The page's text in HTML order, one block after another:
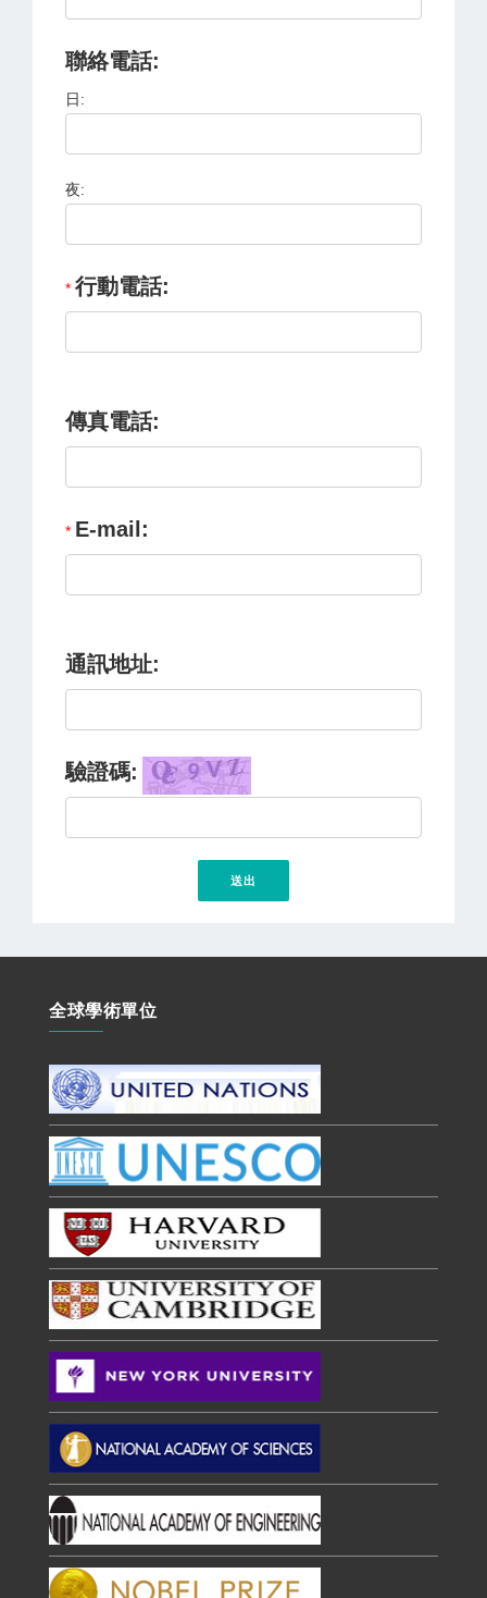
聯絡電話:
日:
夜:
行動電話:
傳真電話:
E-mail:
通訊地址:
驗證碼:
全球學術單位